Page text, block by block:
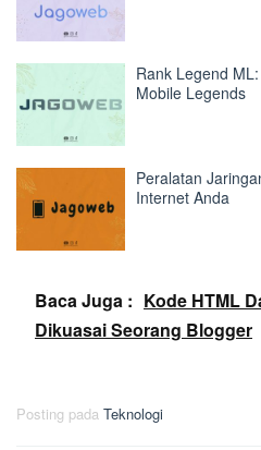
Rank Legend
Mobile Legends
Peralatan
Internet Anda
Baca Juga : Kode HTML
Dikuasai Seorang Blogger
Posting pada Teknologi